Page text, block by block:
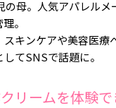
の母。人気アパレルメ
。
スキンケアや美容医療
てSNSで話題に。
リームを体験